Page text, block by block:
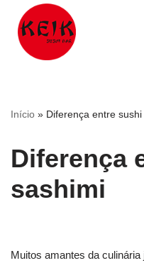
Pular
para
Início » Diferença entre
Diferença
sashimi
Muitos amantes da